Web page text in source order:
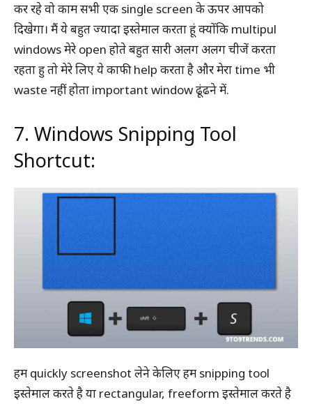
कर रहे वो काम सभी एक single screen के ऊपर आपको
दिखेगा। मैं ये बहुत ज्यादा इस्तेमाल करता हूं क्योंकि multipul
windows मेरे open होते बहुत सारी अलग अलग चीजें करता
रहता हु तो मेरे लिए ये काफी help करता है और मेरा time भी
waste नहीं होता important window ढूंढने में.
7. Windows Snipping Tool
Shortcut:
हम quickly screenshot लेने केलिए हम snipping tool
इस्तेमाल करते है या rectangular, freeform इस्तेमाल करते है